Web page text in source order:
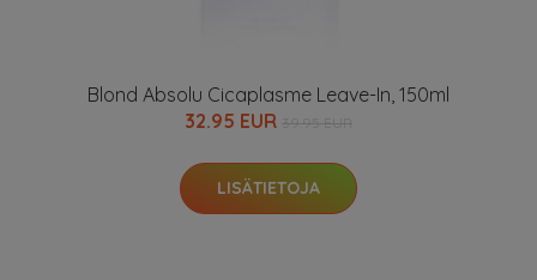
Blond Absolu Cicaplasme Leave-In, 150ml
32.95 EUR
LISÄTIETOJA